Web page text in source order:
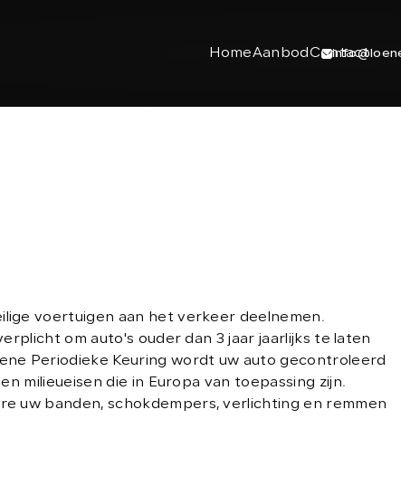
HomeAanbodContact
+31 6
LOENEN'S
voertuigen aan het verkeer deelnemen.
om auto's ouder dan 3 jaar jaarlijks te laten
Periodieke Keuring wordt uw auto gecontroleerd
milieueisen die in Europa van toepassing zijn.
uw banden, schokdempers, verlichting en remmen